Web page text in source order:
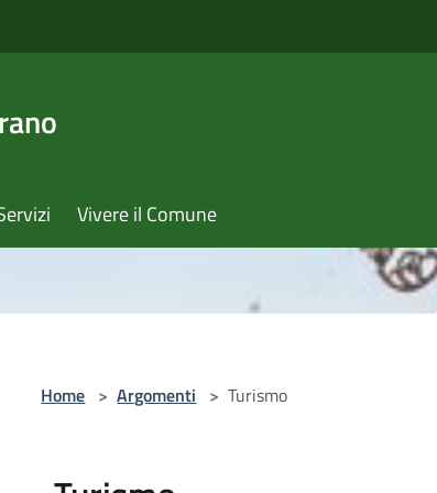
Vivere il Comune
Home > Argomenti > Turismo